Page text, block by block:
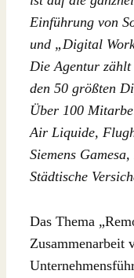
Einführung von
und „Digital
Die Agentur
den 50 größten
Über 100
Air Liquide,
Siemens
Städtische
Das Thema
Zusammenarbeit